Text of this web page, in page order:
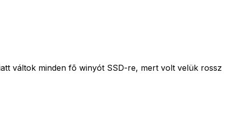
váltok minden fõ winyót SSD-re, mert volt velük rossz